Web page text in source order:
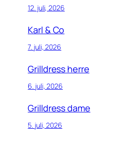
12. juli, 2026
Karl & Co
7. juli, 2026
Grilldress herre
6. juli, 2026
Grilldress dame
5. juli, 2026